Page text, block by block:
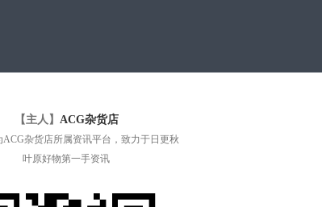
【主人】 ACG杂货店
ACG杂货店所属资讯平台，致力于日更秋
叶原好物第一手资讯